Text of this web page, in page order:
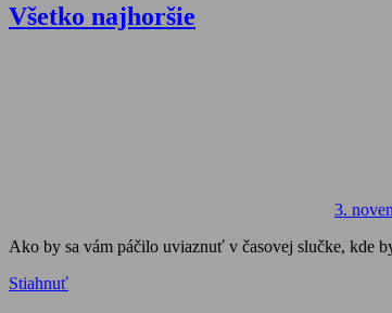
Všetko najhoršie
3.
Ako by sa vám páčilo uviaznuť v časovej slučke, kde
Stiahnuť